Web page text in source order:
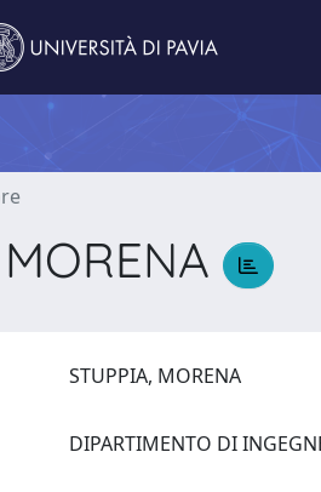
STUPPIA, MORENA
DIPARTIMENTO DI